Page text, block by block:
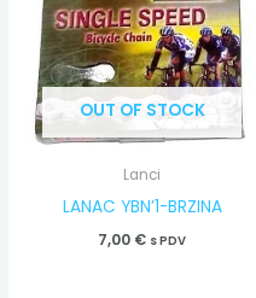
OUT OF STOCK
Lanci
LANAC YBN’1-BRZINA
7,00 € s PDV